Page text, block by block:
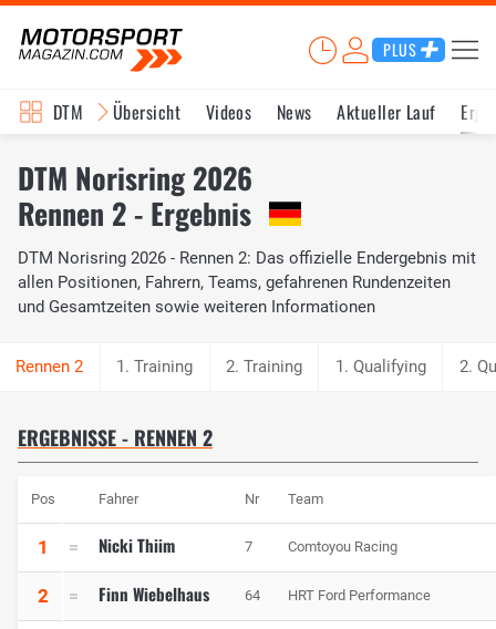
PLUS
DTM Übersicht Videos News Aktueller Lauf
DTM Norisring 2026
Rennen 2 - Ergebnis
DTM Norisring 2026 - Rennen 2: Das offizielle Endergebnis mit
allen Positionen, Fahrern, Teams, gefahrenen Rundenzeiten
und Gesamtzeiten sowie weiteren Informationen
1. Training 2. Training 1. Qualifying 2.
ERGEBNISSE - RENNEN 2
Pos Fahrer Nr Team
1 Nicki Thiim 7 Comtoyou Racing
2 Finn Wiebelhaus 64 HRT Ford Performance